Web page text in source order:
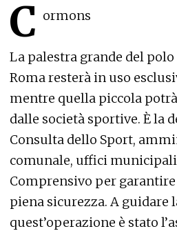
C ormons
La palestra grande del
Roma resterà in uso
mentre quella piccola
dalle società sportive. È la
Consulta dello Sport,
comunale, uffici
Comprensivo per
piena sicurezza. A guidare
quest’operazione è stato